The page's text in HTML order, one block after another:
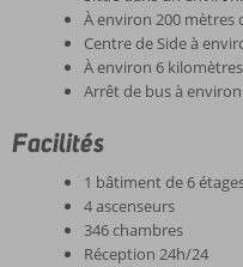
À environ 200 mètres
Centre de Side à
À environ 6
Arrêt de bus à
Facilités
1 bâtiment de 6
4 ascenseurs
346 chambres
Réception 24h/24